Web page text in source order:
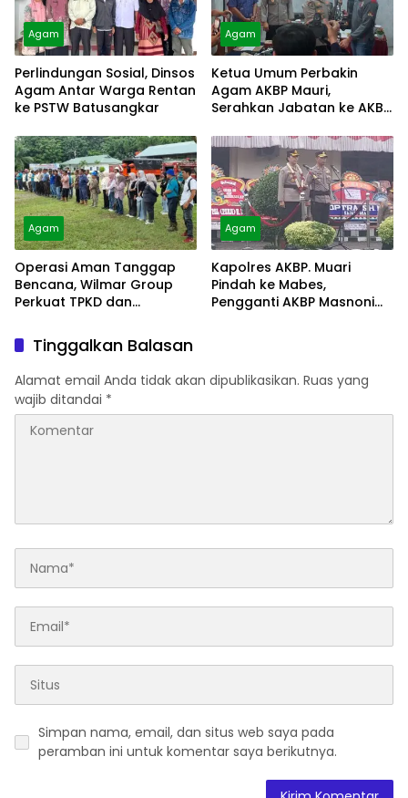
Agam
Perlindungan Sosial, Dinsos
Agam Antar Warga Rentan
ke PSTW Batusangkar
Agam
Ketua Umum Perbakin
Agam AKBP Mauri,
Serahkan Jabatan ke AKBP
Agam
Operasi Aman Tanggap
Bencana, Wilmar Group
Perkuat TPKD dan
Agam
Kapolres AKBP. Muari
Pindah ke Mabes,
Pengganti AKBP Masnoni
Tinggalkan Balasan
Alamat email Anda tidak akan dipublikasikan. Ruas yang
wajib ditandai *
Simpan nama, email, dan situs web saya pada
peramban ini untuk komentar saya berikutnya.